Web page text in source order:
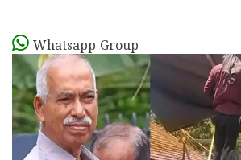
Whatsapp Group